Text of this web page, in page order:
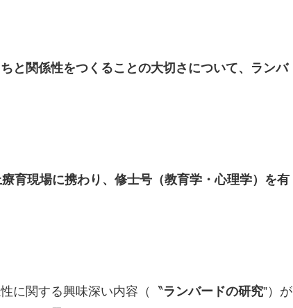
と関係性をつくることの大切さについて、ランバ
育現場に携わり、修士号（教育学・心理学）を有
に関する興味深い内容（〝ランバードの研究”）が